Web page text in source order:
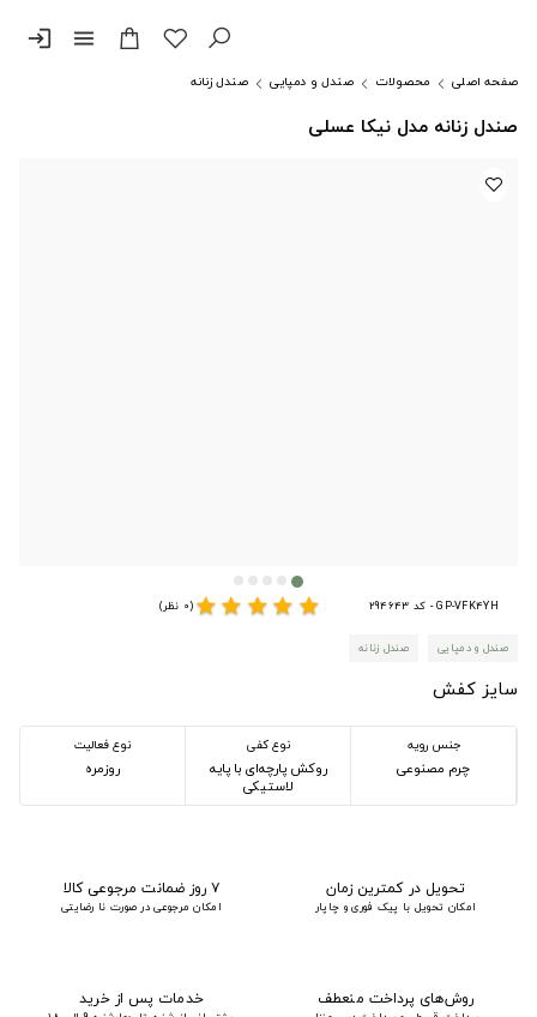
menu
login
صفحه اصلی محصولات صندل و دمپایی صندل زنانه
صندل زنانه مدل نیکا عسلی
GP-VFK4YH - کد 294643 star
star
star
star
star(0 نظر)
صندل و دمپایی صندل زنانه
سایز کفش
جنس رویه
چرم مصنوعی
نوع کفی
روکش پارچه‌ای با پایه
لاستیکی
نوع فعالیت
روزمره
تحویل در کمترین زمان
امکان تحویل با پیک فوری و چاپار
۷ روز ضمانت مرجوعی کالا
امکان مرجوعی در صورت نا رضایتی
روش‌های پرداخت منعطف خدمات پس از خرید